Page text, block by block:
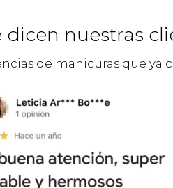
dicen nuestras
de manicuras que ya